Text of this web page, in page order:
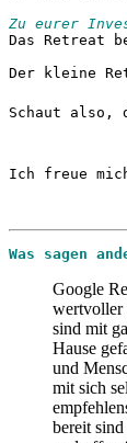
Zu eurer
Das Retreat
Der kleine
Schaut also,
Ich freue
Was sagen
Google
wertvoller
sind mit
Hause
und
mit sich
bereit